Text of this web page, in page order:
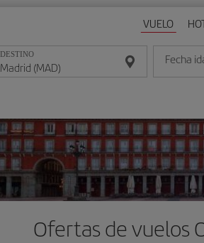
VUELO
DESTINO Fecha
Introduce
Ofertas de vuelos